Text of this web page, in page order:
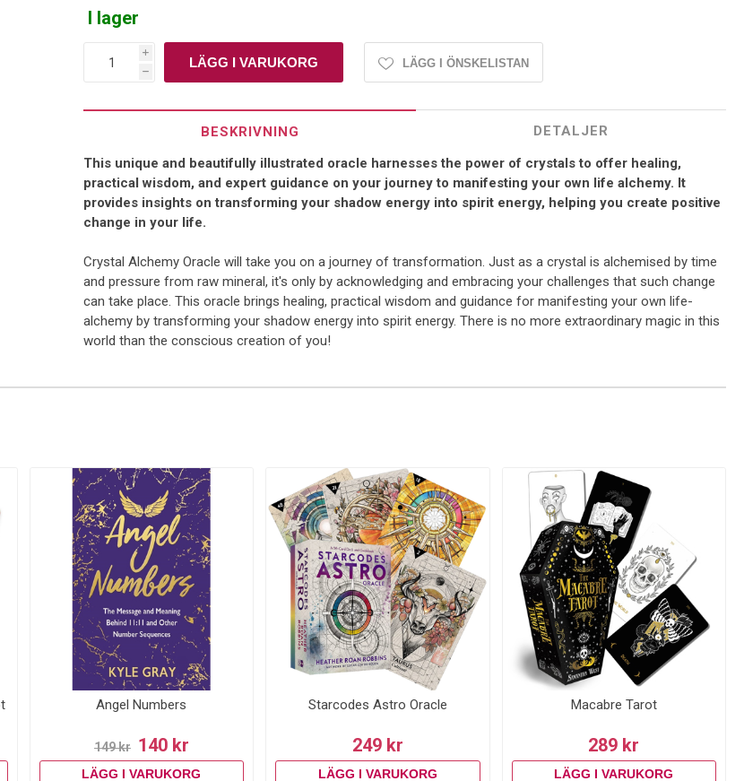
I lager
i
h
LÄGG I ÖNSKELISTAN
BESKRIVNING
DETALJER
This unique and beautifully illustrated oracle harnesses the power of crystals to offer healing,
practical wisdom, and expert guidance on your journey to manifesting your own life alchemy. It
provides insights on transforming your shadow energy into spirit energy, helping you create positive
change in your life.
Crystal Alchemy Oracle will take you on a journey of transformation. Just as a crystal is alchemised by time
and pressure from raw mineral, it's only by acknowledging and embracing your challenges that such change
can take place. This oracle brings healing, practical wisdom and guidance for manifesting your own life-
alchemy by transforming your shadow energy into spirit energy. There is no more extraordinary magic in this
world than the conscious creation of you!
Angel Numbers
149 kr 140 kr
Starcodes Astro Oracle
249 kr
Macabre Tarot
289 kr